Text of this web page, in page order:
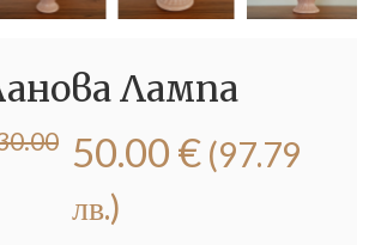
Лампа
50.00 € (97.79
лв.)